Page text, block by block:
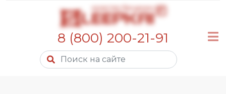
8 (800) 200-21-91